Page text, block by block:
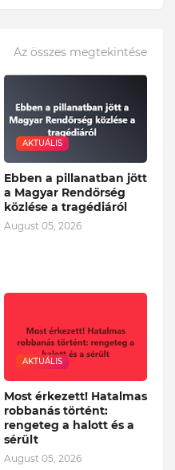
Az összes megtekintése
AKTUÁLIS
Ebben a pillanatban jött
a Magyar Rendőrség
közlése a tragédiáról
August 05, 2026
AKTUÁLIS
Most érkezett! Hatalmas
robbanás történt:
rengeteg a halott és a
sérült
August 05, 2026